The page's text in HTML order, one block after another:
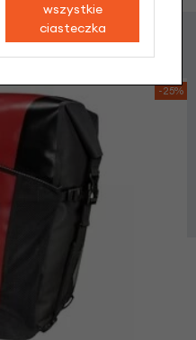
-25%
wszystkie
ciasteczka